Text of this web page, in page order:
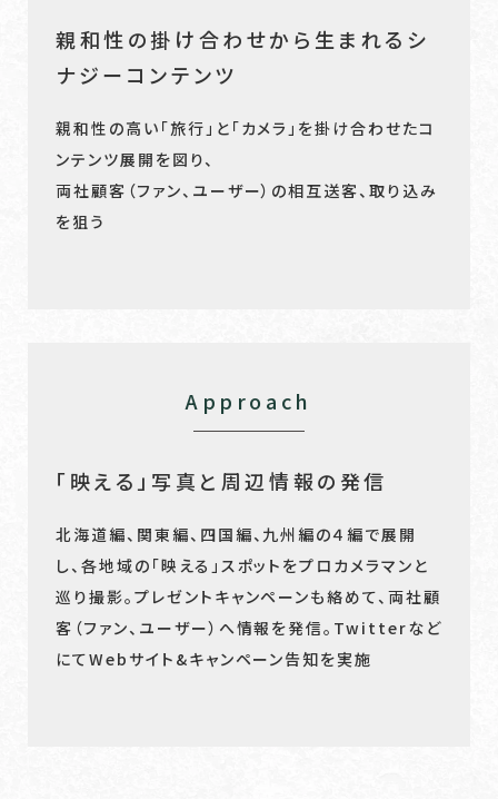
親和性の掛け合わせから生まれるシ
ナジーコンテンツ
親和性の高い「旅行」と「カメラ」を掛け合わせたコ
ンテンツ展開を図り、
両社顧客（ファン、ユーザー）の相互送客、取り込み
を狙う
Approach
「映える」写真と周辺情報の発信
北海道編、関東編、四国編、九州編の４編で展開
し、各地域の「映える」スポットをプロカメラマンと
巡り撮影。プレゼントキャンペーンも絡めて、両社顧
客（ファン、ユーザー）へ情報を発信。Twitterなど
にてWebサイト&キャンペーン告知を実施